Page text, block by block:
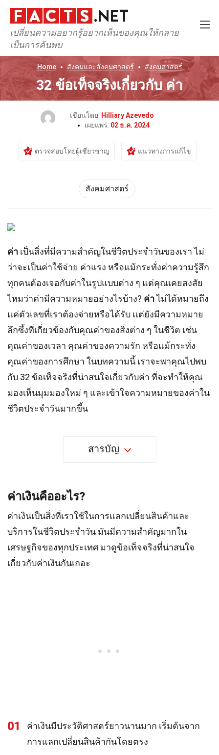
เปลี่ยนความอยากรู้อยากเห็นของคุณให้กลาย
เป็นการค้นพบ
Home สังคมและสังคมศาสตร์ สังคมศาสตร์
32 ข้อเท็จจริงเกี่ยวกับ ค่า
เขียนโดย: Hilliary Azevedo
เผยแพร่: 02 ธ.ค. 2024
ตรวจสอบโดยผู้เชี่ยวชาญ แนวทางการแก้ไข
สังคมศาสตร์
ค่า เป็นสิ่งที่มีความสำคัญในชีวิตประจำวันของเรา ไม่
ว่าจะเป็นค่าใช้จ่าย ค่าแรง หรือแม้กระทั่งค่าความรู้สึก
ทุกคนต้องเจอกับค่าในรูปแบบต่าง ๆ แต่คุณเคยสงสัย
ไหมว่าค่ามีความหมายอย่างไรบ้าง? ค่าไม่ได้หมายถึง
แค่ตัวเลขที่เราต้องจ่ายหรือได้รับ แต่ยังมีความหมาย
ลึกซึ้งที่เกี่ยวข้องกับคุณค่าของสิ่งต่าง ๆ ในชีวิต เช่น
คุณค่าของเวลา คุณค่าของความรัก หรือแม้กระทั่ง
คุณค่าของการศึกษา ในบทความนี้ เราจะพาคุณไปพบ
กับ 32 ข้อเท็จจริงที่น่าสนใจเกี่ยวกับค่า ที่จะทำให้คุณ
มองเห็นมุมมองใหม่ ๆ และเข้าใจความหมายของค่าใน
ชีวิตประจำวันมากขึ้น
สารบัญ
ค่าเงินคืออะไร?
ค่าเงินเป็นสิ่งที่เราใช้ในการแลกเปลี่ยนสินค้าและ
บริการในชีวิตประจำวัน มันมีความสำคัญมากใน
เศรษฐกิจของทุกประเทศ มาดูข้อเท็จจริงที่น่าสนใจ
เกี่ยวกับค่าเงินกันเถอะ
01
ค่าเงินมีประวัติศาสตร์ยาวนานมาก เริ่มต้นจาก
การแลกเปลี่ยนสินค้ากันโดยตรง